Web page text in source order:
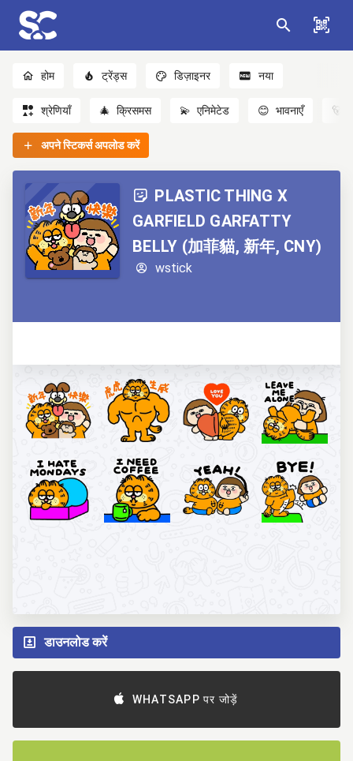
होम ट्रेंड्स डिज़ाइनर नया
श्रेणियाँ 🎄 क्रिसमस 💫 एनिमेटेड 😊 भावनाएँ 🐻
अपने स्टिकर्स अपलोड करें
PLASTIC THING X
GARFIELD GARFATTY
BELLY (加菲貓, 新年, CNY)
wstick
डाउनलोड करें
WHATSAPP पर जोड़ें